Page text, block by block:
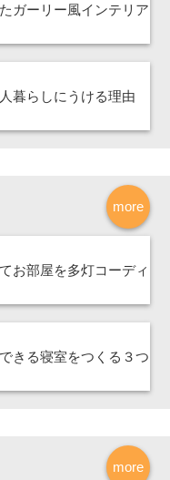
ガーリー風インテリア
暮らしにうける理由
more
お部屋を多灯コーディ
きる寝室をつくる３つ
more